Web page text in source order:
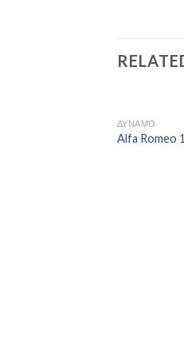
ΔΥΝΑΜΟ
Alfa Romeo